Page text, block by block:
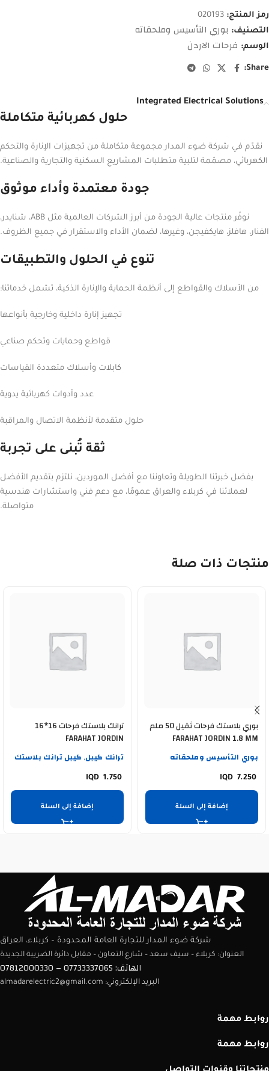
رمز المنتج: 020193
التصنيف: بوري التأسيس وملحقاته
الوسم: فرحات الاردن
Share:
Integrated Electrical Solutions
حلول كهربائية متكاملة
نقدّم في شركة ضوء المدار مجموعة متكاملة من تجهيزات الإنارة والتحكم
الكهربائي، مصمّمة لتلبية متطلبات المشاريع السكنية والتجارية والصناعية.
جودة معتمدة وأداء موثوق
نوفّر منتجات عالية الجودة من أبرز الشركات العالمية مثل ABB، شنايدر،
الفنار، هافلز، هايكفيجن، وغيرها، لضمان الأداء والاستقرار في جميع الظروف.
تنوع في الحلول والتطبيقات
من الأسلاك والقواطع إلى أنظمة الحماية والإنارة الذكية، تشمل خدماتنا:
تجهيز إنارة داخلية وخارجية بأنواعها
قواطع وحمايات وتحكم صناعي
كابلات وأسلاك متعددة القياسات
عدد وأدوات كهربائية يدوية
حلول متقدمة لأنظمة الاتصال والمراقبة
ثقة تُبنى على تجربة
بفضل خبرتنا الطويلة وتعاوننا مع أفضل الموردين، نلتزم بتقديم الأفضل
لعملائنا في كربلاء والعراق عمومًا، مع دعم فني واستشارات هندسية
متواصلة.
منتجات ذات صلة
بوري بلاستك فرحات ثقيل 50 ملم
FARAHAT JORDIN 1.8 MM
بوري التأسيس وملحقاته
7.250
إضافة إلى السلة
ترانك بلاستك فرحات 16*16
FARAHAT JORDIN
ترانك كيبل, كيبل ترانك بلاستك
1.750
إضافة إلى السلة
شركة ضوء المدار للتجارة العامة المحدودة – كربلاء، العراق
العنوان: كربلاء – سيف سعد – شارع التعاون – مقابل دائرة الضريبة الجديدة
الهاتف: 07733337065 – 07812000330
البريد الإلكتروني: almadarelectric2@gmail.com
روابط مهمة
روابط مهمة